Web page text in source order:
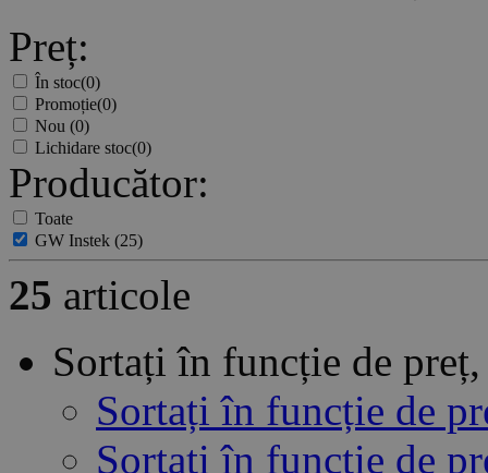
Preț:
În stoc(0)
Promoție(0)
Nou (0)
Lichidare stoc(0)
Producător:
Toate
GW Instek (25)
25 articole
Sortați în funcție de
Sortați în funcție de
Sortați în funcție de